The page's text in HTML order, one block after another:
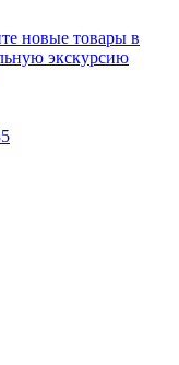
новые товары в
экскурсию